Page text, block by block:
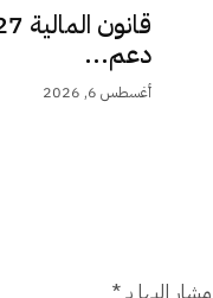
دعم...
أغسطس 6, 2026